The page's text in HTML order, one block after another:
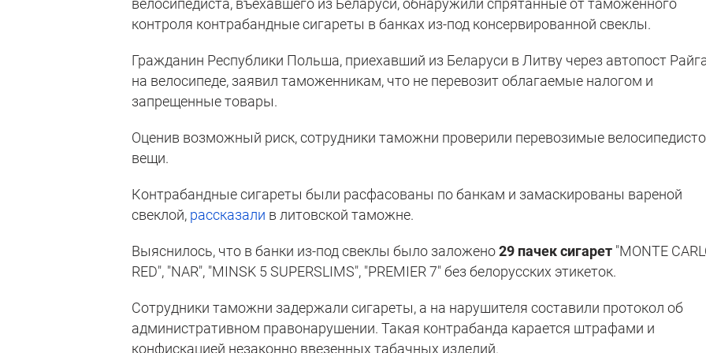
велосипедиста, въехавшего из Беларуси, обнаружили спрятанные от таможенного
контроля контрабандные сигареты в банках из-под консервированной свеклы.
Гражданин Республики Польша, приехавший из Беларуси в Литву через автопост
на велосипеде, заявил таможенникам, что не перевозит облагаемые налогом и
запрещенные товары.
Оценив возможный риск, сотрудники таможни проверили перевозимые
вещи.
Контрабандные сигареты были расфасованы по банкам и замаскированы вареной
свеклой, рассказали в литовской таможне.
Выяснилось, что в банки из-под свеклы было заложено29 пачек сигарет "MONTE
RED", "NAR", "MINSK 5 SUPERSLIMS", "PREMIER 7" без белорусских этикеток.
Сотрудники таможни задержали сигареты, а на нарушителя составили протокол об
административном правонарушении. Такая контрабанда карается штрафами и
конфискацией незаконно ввезенных табачных изделий.